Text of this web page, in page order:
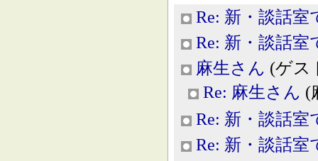
Re: 新・談話室
Re: 新・談話室
麻生さん (ゲス
Re: 麻生さん (
Re: 新・談話室
Re: 新・談話室